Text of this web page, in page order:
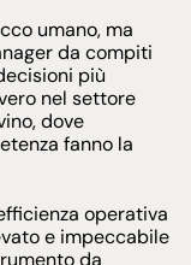
umano, ma
da compiti
più
nel settore
dove
fanno la
operativa
e impeccabile
da